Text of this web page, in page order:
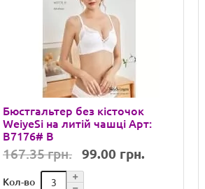
Бюстгальтер без кісточок
WeiyeSi на литій чашці Арт:
B7176# B
167.35 грн. 99.00 грн.
Кол-во